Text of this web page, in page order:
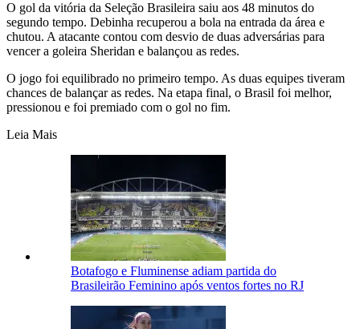
O gol da vitória da Seleção Brasileira saiu aos 48 minutos do
segundo tempo. Debinha recuperou a bola na entrada da área e
chutou. A atacante contou com desvio de duas adversárias para
vencer a goleira Sheridan e balançou as redes.
O jogo foi equilibrado no primeiro tempo. As duas equipes tiveram
chances de balançar as redes. Na etapa final, o Brasil foi melhor,
pressionou e foi premiado com o gol no fim.
Leia Mais
Botafogo e Fluminense adiam partida do
Brasileirão Feminino após ventos fortes no RJ